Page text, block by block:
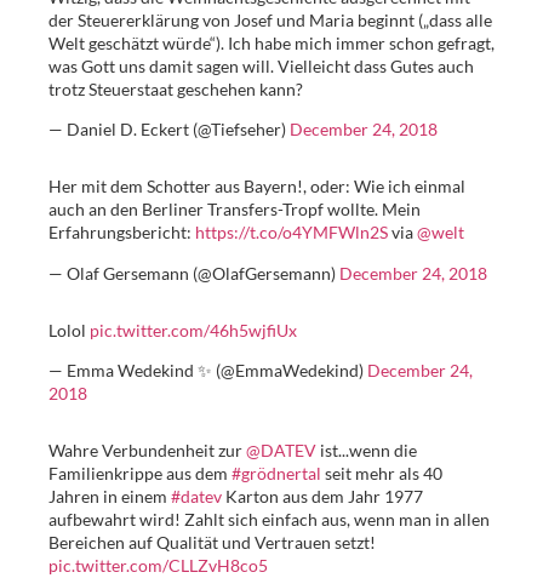
der Steuererklärung von Josef und Maria beginnt („dass alle
Welt geschätzt würde“). Ich habe mich immer schon gefragt,
was Gott uns damit sagen will. Vielleicht dass Gutes auch
trotz Steuerstaat geschehen kann?
— Daniel D. Eckert (@Tiefseher) December 24, 2018
Her mit dem Schotter aus Bayern!, oder: Wie ich einmal
auch an den Berliner Transfers-Tropf wollte. Mein
Erfahrungsbericht: https://t.co/o4YMFWln2Svia@welt
— Olaf Gersemann (@OlafGersemann) December 24, 2018
Lolol pic.twitter.com/46h5wjfiUx
— Emma Wedekind ✨ (@EmmaWedekind) December 24,
2018
Wahre Verbundenheit zur@DATEV ist...wenn die
Familienkrippe aus dem #grödnertal seit mehr als 40
Jahren in einem #datev Karton aus dem Jahr 1977
aufbewahrt wird! Zahlt sich einfach aus, wenn man in allen
Bereichen auf Qualität und Vertrauen setzt!
pic.twitter.com/CLLZvH8co5